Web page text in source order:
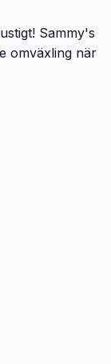
Sammy's
omväxling när